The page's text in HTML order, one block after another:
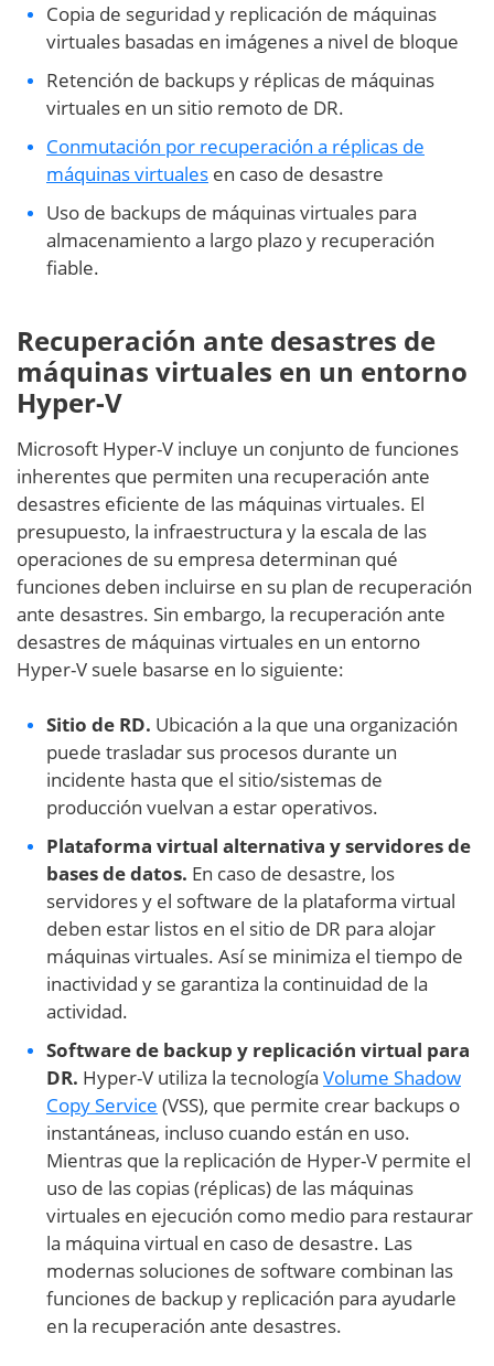
Copia de seguridad y replicación de máquinas
virtuales basadas en imágenes a nivel de bloque
Retención de backups y réplicas de máquinas
virtuales en un sitio remoto de DR.
Conmutación por recuperación a réplicas de
máquinas virtuales en caso de desastre
Uso de backups de máquinas virtuales para
almacenamiento a largo plazo y recuperación
fiable.
Recuperación ante desastres de
máquinas virtuales en un entorno
Hyper-V
Microsoft Hyper-V incluye un conjunto de funciones
inherentes que permiten una recuperación ante
desastres eficiente de las máquinas virtuales. El
presupuesto, la infraestructura y la escala de las
operaciones de su empresa determinan qué
funciones deben incluirse en su plan de recuperación
ante desastres. Sin embargo, la recuperación ante
desastres de máquinas virtuales en un entorno
Hyper-V suele basarse en lo siguiente:
Sitio de RD. Ubicación a la que una organización
puede trasladar sus procesos durante un
incidente hasta que el sitio/sistemas de
producción vuelvan a estar operativos.
Plataforma virtual alternativa y servidores de
bases de datos. En caso de desastre, los
servidores y el software de la plataforma virtual
deben estar listos en el sitio de DR para alojar
máquinas virtuales. Así se minimiza el tiempo de
inactividad y se garantiza la continuidad de la
actividad.
Software de backup y replicación virtual para
DR. Hyper-V utiliza la tecnología Volume Shadow
Copy Service (VSS), que permite crear backups o
instantáneas, incluso cuando están en uso.
Mientras que la replicación de Hyper-V permite el
uso de las copias (réplicas) de las máquinas
virtuales en ejecución como medio para restaurar
la máquina virtual en caso de desastre. Las
modernas soluciones de software combinan las
funciones de backup y replicación para ayudarle
en la recuperación ante desastres.